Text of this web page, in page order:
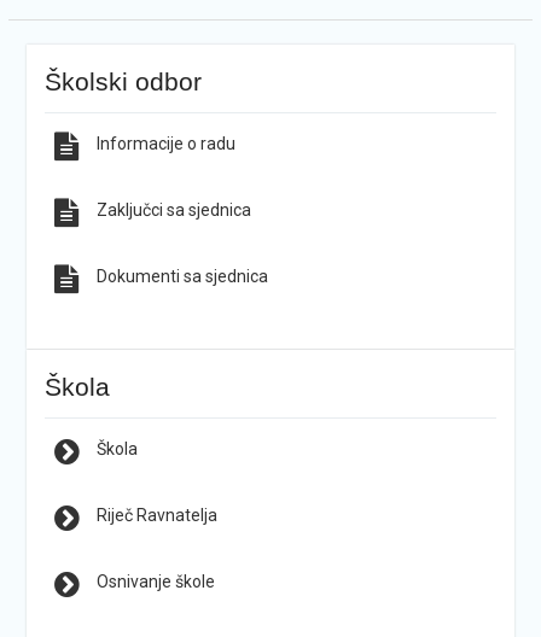
Školski odbor
Informacije o radu
Zaključci sa sjednica
Dokumenti sa sjednica
Škola
Škola
Riječ Ravnatelja
Osnivanje škole